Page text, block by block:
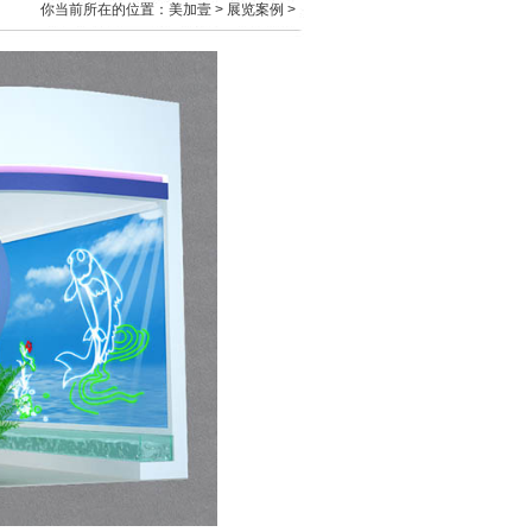
你当前所在的位置： 美加壹 > 展览案例 >